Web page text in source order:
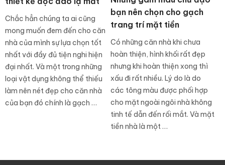
Chắc hẳn chúng ta ai cũng
mong muốn đem đến cho căn
nhà của mình sự lựa chọn tốt
nhất với đầy đủ tiện nghi hiện
đại nhất. Và một trong những
loại vật dụng không thể thiếu
làm nên nét đẹp cho căn nhà
của bạn đó chính là gạch …
bạn nên chọn cho gạch
trang trí mặt tiền
Có những căn nhà khi chưa
hoàn thiện, hình khối rất đẹp
nhưng khi hoàn thiện xong thì
xấu đi rất nhiều. Lý do là do
các tông màu được phối hợp
cho mặt ngoài ngôi nhà không
tinh tế dẫn đến rối mắt. Và mặt
tiền nhà là một …